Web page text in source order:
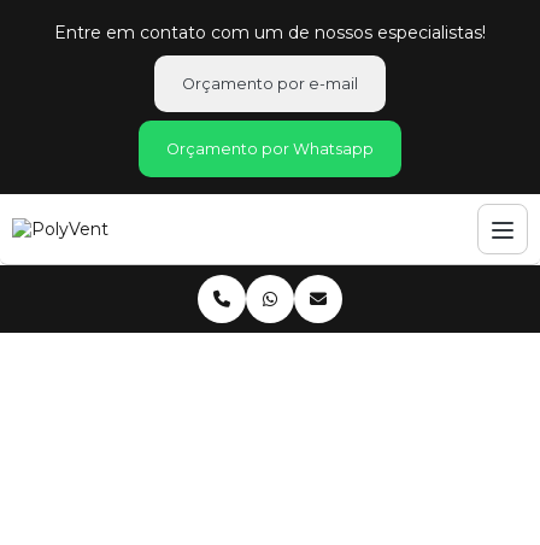
Entre em contato com um de nossos especialistas!
Orçamento por e-mail
Orçamento por Whatsapp